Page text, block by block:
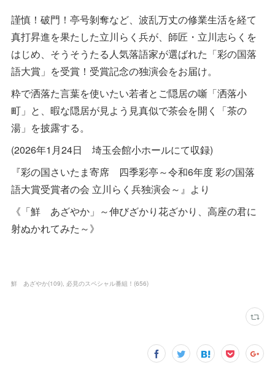
謹慎！破門！亭号剝奪など、波乱万丈の修業生活を経て
真打昇進を果たした立川らく兵が、師匠・立川志らくを
はじめ、そうそうたる人気落語家が選ばれた「彩の国落
語大賞」を受賞！受賞記念の独演会をお届け。
粋で洒落た言葉を使いたい若者とご隠居の噺「洒落小
町」と、暇な隠居が見よう見真似で茶会を開く「茶の
湯」を披露する。
(2026年1月24日 埼玉会館小ホールにて収録)
『彩の国さいたま寄席 四季彩亭～令和6年度 彩の国落
語大賞受賞者の会 立川らく兵独演会～』より
《「鮮 あざやか」～伸びざかり花ざかり、高座の君に
射ぬかれてみた～》
鮮 あざやか(109) 必見のスペシャル番組！ (656)